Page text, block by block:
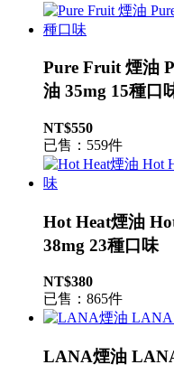
Pure Fruit 煙油
油 35mg 15種口
NT$550
已售：559件
Hot Heat煙油
38mg 23種口味
NT$380
已售：865件
LANA煙油